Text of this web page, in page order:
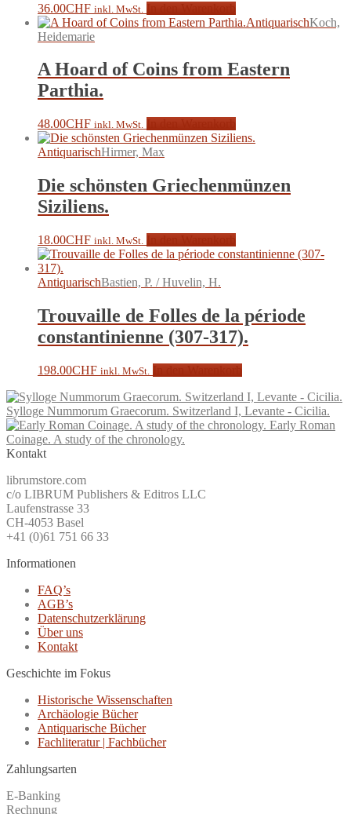
36.00CHF inkl. MwSt.
AntiquarischKoch,
Heidemarie
A Hoard of Coins from Eastern
Parthia.
48.00CHF inkl. MwSt.
AntiquarischHirmer, Max
Die schönsten Griechenmünzen
Siziliens.
18.00CHF inkl. MwSt.
AntiquarischBastien, P. / Huvelin, H.
Trouvaille de Folles de la période
constantinienne (307-317).
198.00CHF inkl. MwSt.
Sylloge Nummorum Graecorum. Switzerland I, Levante - Cicilia.
Early Roman
Coinage. A study of the chronology.
Kontakt
librumstore.com
c/o LIBRUM Publishers & Editros LLC
Laufenstrasse 33
CH-4053 Basel
+41 (0)61 751 66 33
Informationen
FAQ’s
AGB’s
Datenschutzerklärung
Über uns
Kontakt
Geschichte im Fokus
Historische Wissenschaften
Archäologie Bücher
Antiquarische Bücher
Fachliteratur | Fachbücher
Zahlungsarten
E-Banking
Rechnung